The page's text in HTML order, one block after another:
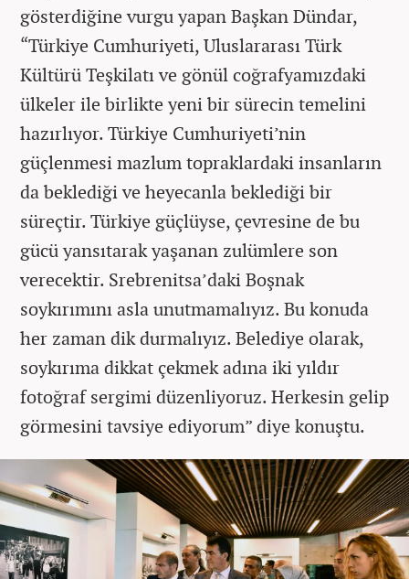
gösterdiğine vurgu yapan Başkan Dündar,
“Türkiye Cumhuriyeti, Uluslararası Türk
Kültürü Teşkilatı ve gönül coğrafyamızdaki
ülkeler ile birlikte yeni bir sürecin temelini
hazırlıyor. Türkiye Cumhuriyeti’nin
güçlenmesi mazlum topraklardaki insanların
da beklediği ve heyecanla beklediği bir
süreçtir. Türkiye güçlüyse, çevresine de bu
gücü yansıtarak yaşanan zulümlere son
verecektir. Srebrenitsa’daki Boşnak
soykırımını asla unutmamalıyız. Bu konuda
her zaman dik durmalıyız. Belediye olarak,
soykırıma dikkat çekmek adına iki yıldır
fotoğraf sergimi düzenliyoruz. Herkesin gelip
görmesini tavsiye ediyorum” diye konuştu.